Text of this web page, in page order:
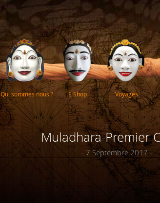
Qui sommes nous ? E Shop Voyages
Muladhara-Premier
- 7 Septembre 2017 -